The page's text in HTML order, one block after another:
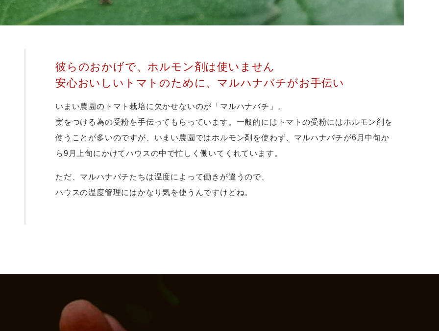
彼らのおかげで、ホルモン剤は使いません
安心おいしいトマトのために、マルハナバチがお手伝い
いまい農園のトマト栽培に欠かせないのが「マルハナバチ」。
実をつける為の受粉を手伝ってもらっています。一般的にはトマトの受粉にはホルモン剤を
使うことが多いのですが、いまい農園ではホルモン剤を使わず、マルハナバチが6月中旬か
ら9月上旬にかけてハウスの中で忙しく働いてくれています。
ただ、マルハナバチたちは温度によって働きが違うので、
ハウスの温度管理にはかなり気を使うんですけどね。